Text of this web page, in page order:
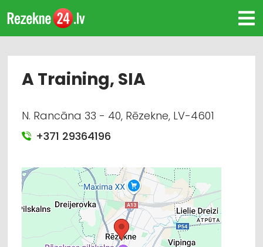
A Training, SIA
N. Rancāna 33 - 40, Rēzekne, LV-4601
+371 29364196